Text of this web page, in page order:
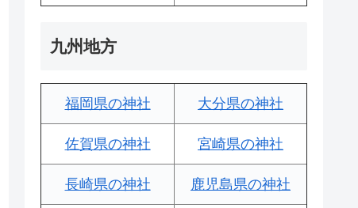
九州地方
福岡県の神社 大分県の神社
佐賀県の神社 宮崎県の神社
長崎県の神社 鹿児島県の神社